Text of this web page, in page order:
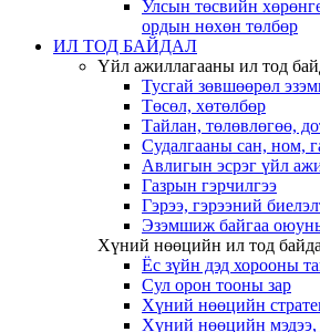
Улсын төсвийн
ордын нөхөн төлбөр
ИЛ ТОД БАЙДАЛ
Үйл ажиллагааны ил тод
Тусгай зөвшөөрөл
Төсөл, хөтөлбөр
Тайлан, төлөвлөгөө,
Судалгааны сан, ном,
Авлигын эсрэг үйл
Газрын гэрчилгээ
Гэрээ, гэрээний
Эзэмшиж байгаа
Хүний нөөцийн ил тод
Ёс зүйн дэд хорооны
Сул орон тооны зар
Хүний нөөцийн
Хүний нөөцийн мэдээ,